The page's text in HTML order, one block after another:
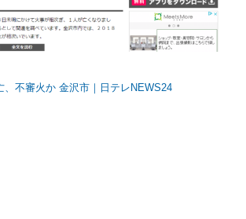
、不審火か 金沢市｜日テレNEWS24